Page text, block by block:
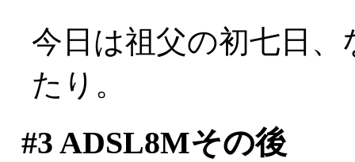
今日は祖父の初七日
たり。
#3 ADSL8Mその後